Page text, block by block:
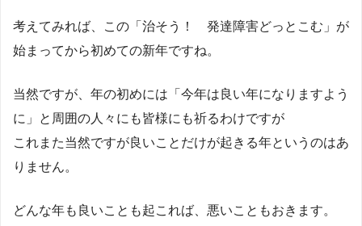
考えてみれば、この「治そう！ 発達障害どっとこむ」が
始まってから初めての新年ですね。
当然ですが、年の初めには「今年は良い年になりますよう
に」と周囲の人々にも皆様にも祈るわけですが
これまた当然ですが良いことだけが起きる年というのはあ
りません。
どんな年も良いことも起これば、悪いこともおきます。